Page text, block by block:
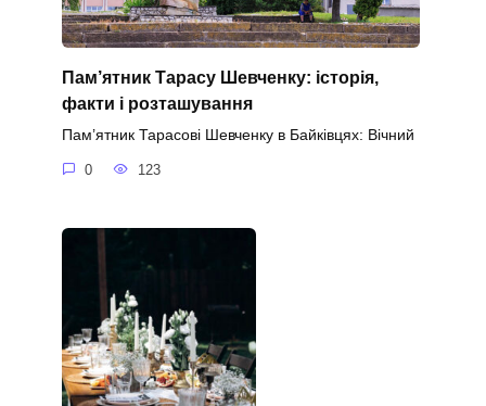
Пам’ятник Тарасу Шевченку: історія,
факти і розташування
Пам’ятник Тарасові Шевченку в Байківцях: Вічний
0 123